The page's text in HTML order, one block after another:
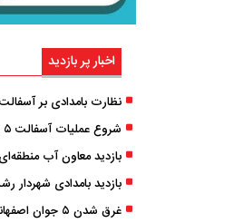
اخبار پر بازدید
غرق شدن ۵ جوان اصفهانی در سواحل رامسر